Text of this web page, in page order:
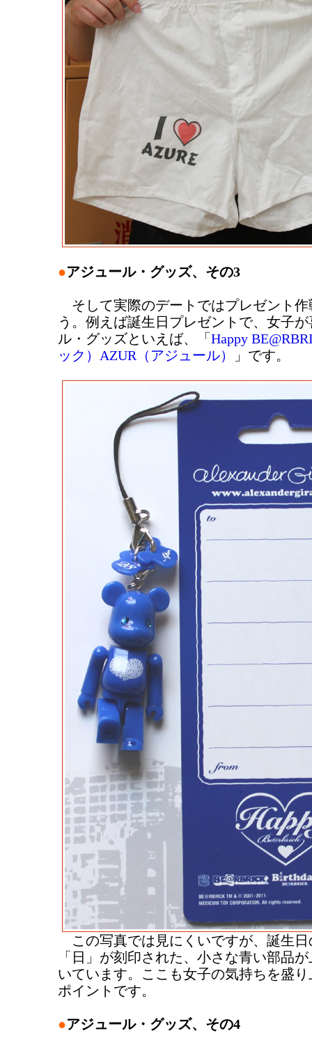
●アジュール・グッズ、その3
そして実際のデートではプレゼント作
う。例えば誕生日プレゼントで、女子
ル・グッズといえば、「 Happy
ック）AZUR（アジュール）
」です。
この写真では見にくいですが、誕生日
「日」が刻印された、小さな青い部品
いています。ここも女子の気持ちを盛
ポイントです。
●アジュール・グッズ、その4